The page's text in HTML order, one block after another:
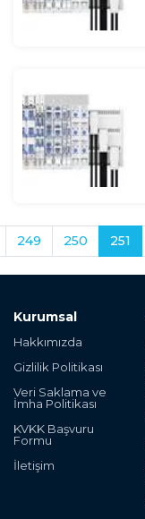
249 250 251
Kurumsal
Hakkımızda
Gizlilik Politikası
Veri Saklama ve
İmha Politikası
KVKK Başvuru
Formu
İletişim